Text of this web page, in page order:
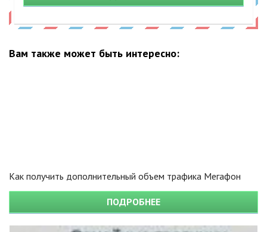
Вам также может быть интересно:
Как получить дополнительный объем трафика Мегафон
ПОДРОБНЕЕ